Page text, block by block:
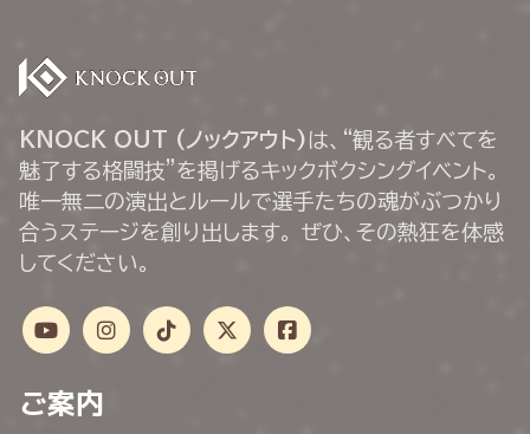
KNOCK OUT (ノックアウト) は、“観る者すべてを
魅了する格闘技”を掲げるキックボクシングイベント。
唯一無二の演出とルールで選手たちの魂がぶつかり
合うステージを創り出します。 ぜひ、その熱狂を体感
してください。
ご案内